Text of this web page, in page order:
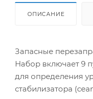
ОПИСАНИЕ
Запасные
Набор включает 9
для определения
стабилизатора